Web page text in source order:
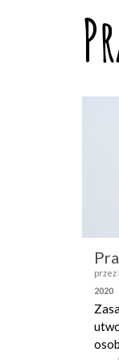
przez
2020